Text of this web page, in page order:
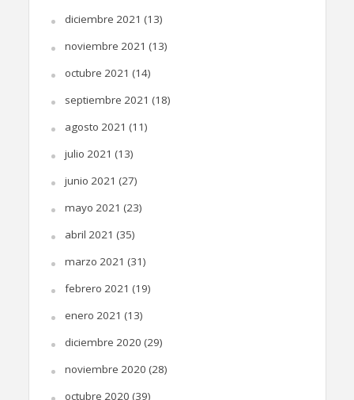
diciembre 2021 (13)
noviembre 2021 (13)
octubre 2021 (14)
septiembre 2021 (18)
agosto 2021 (11)
julio 2021 (13)
junio 2021 (27)
mayo 2021 (23)
abril 2021 (35)
marzo 2021 (31)
febrero 2021 (19)
enero 2021 (13)
diciembre 2020 (29)
noviembre 2020 (28)
octubre 2020 (39)